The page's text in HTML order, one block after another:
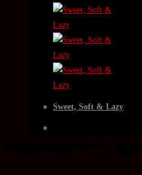
Sweet, Soft & Lazy